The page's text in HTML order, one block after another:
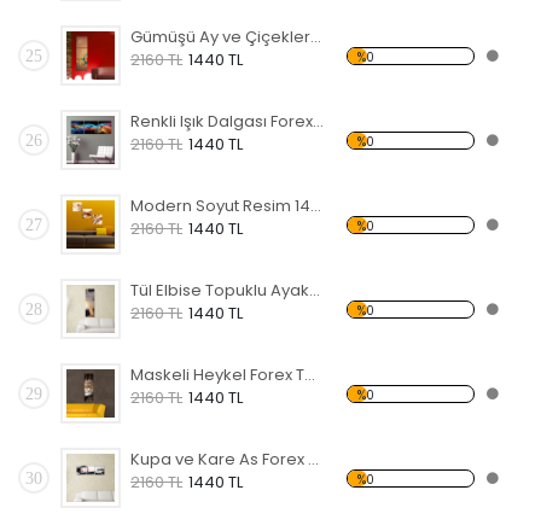
25
Gümüşü Ay ve Çiçekler Forex Tablo
2160 TL 1440 TL %0
26
Renkli Işık Dalgası Forex Tablo
2160 TL 1440 TL %0
27
Modern Soyut Resim 14 Forex Tablo
2160 TL 1440 TL %0
28
Tül Elbise Topuklu Ayakkabı Giyen Kadın Forex Tablo
2160 TL 1440 TL %0
29
Maskeli Heykel Forex Tablo
2160 TL 1440 TL %0
30
Kupa ve Kare As Forex Tablo
2160 TL 1440 TL %0